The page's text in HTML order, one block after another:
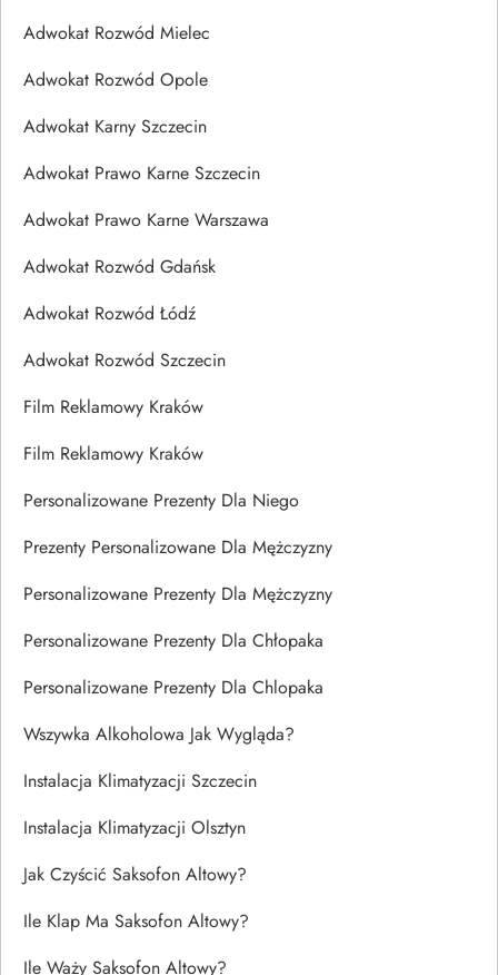
Adwokat Rozwód Mielec
Adwokat Rozwód Opole
Adwokat Karny Szczecin
Adwokat Prawo Karne Szczecin
Adwokat Prawo Karne Warszawa
Adwokat Rozwód Gdańsk
Adwokat Rozwód Łódź
Adwokat Rozwód Szczecin
Film Reklamowy Kraków
Film Reklamowy Kraków
Personalizowane Prezenty Dla Niego
Prezenty Personalizowane Dla Mężczyzny
Personalizowane Prezenty Dla Mężczyzny
Personalizowane Prezenty Dla Chłopaka
Personalizowane Prezenty Dla Chlopaka
Wszywka Alkoholowa Jak Wygląda?
Instalacja Klimatyzacji Szczecin
Instalacja Klimatyzacji Olsztyn
Jak Czyścić Saksofon Altowy?
Ile Klap Ma Saksofon Altowy?
Ile Waży Saksofon Altowy?